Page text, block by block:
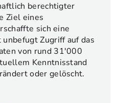
berechtigter
Ziel eines
sich eine
Zugriff auf das
von rund 31'000
Kenntnisstand
oder gelöscht.